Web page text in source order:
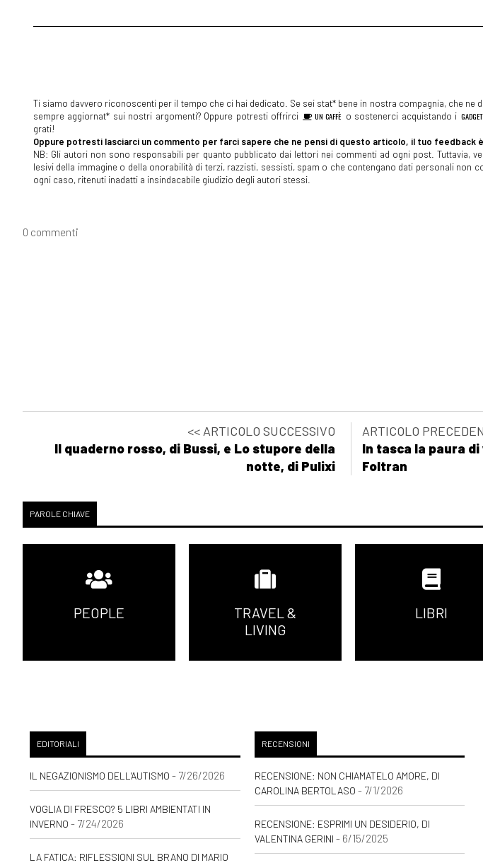
Ti siamo davvero riconoscenti per il tempo che ci hai dedicato. Se sei stat* bene in nostra compagnia, che ne
sempre aggiornat* sui nostri argomenti? Oppure potresti offrirci
UN CAFFÈ o sostenerci acquistando i GADGET
grati!
Oppure potresti lasciarci un commento per farci sapere che ne pensi di questo articolo, il tuo feedback
NB: Gli autori non sono responsabili per quanto pubblicato dai lettori nei commenti ad ogni post. Tuttavia,
lesivi della immagine o della onorabilità di terzi, razzisti, sessisti, spam o che contengano dati personali non
ogni caso, ritenuti inadatti a insindacabile giudizio degli autori stessi.
0 commenti
<< ARTICOLO SUCCESSIVO
Il quaderno rosso, di Bussi, e Lo stupore della
notte, di Pulixi
ARTICOLO
In tasca la paura
Foltran
PAROLE CHIAVE
PEOPLE
TRAVEL &
LIVING
LIBRI
EDITORIALI
IL NEGAZIONISMO DELL'AUTISMO - 7/26/2026
VOGLIA DI FRESCO? 5 LIBRI AMBIENTATI IN
INVERNO - 7/24/2026
LA FATICA: RIFLESSIONI SUL BRANO DI MARIO
RECENSIONI
RECENSIONE: NON CHIAMATELO AMORE, DI
CAROLINA BERTOLASO - 7/1/2026
RECENSIONE: ESPRIMI UN DESIDERIO, DI
VALENTINA GERINI - 6/15/2025